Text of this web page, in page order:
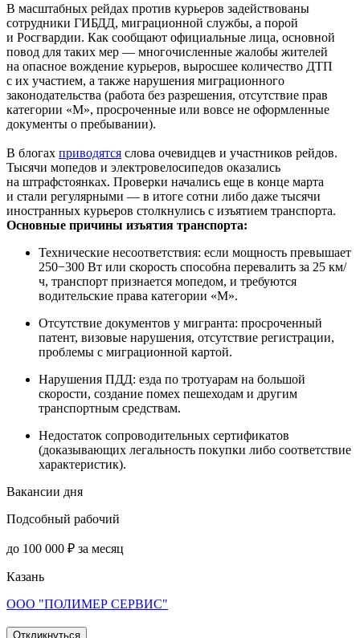
В масштабных рейдах против курьеров задействованы
сотрудники ГИБДД, миграционной службы, а порой
и Росгвардии. Как сообщают официальные лица, основной
повод для таких мер — многочисленные жалобы жителей
на опасное вождение курьеров, выросшее количество ДТП
с их участием, а также нарушения миграционного
законодательства (работа без разрешения, отсутствие прав
категории «М», просроченные или вовсе не оформленные
документы о пребывании).
В блогах приводятся слова очевидцев и участников рейдов.
Тысячи мопедов и электровелосипедов оказались
на штрафстоянках. Проверки начались еще в конце марта
и стали регулярными — в итоге сотни либо даже тысячи
иностранных курьеров столкнулись с изъятием транспорта.
Основные причины изъятия транспорта:
Технические несоответствия: если мощность превышает
250−300 Вт или скорость способна перевалить за 25 км/
ч, транспорт признается мопедом, и требуются
водительские права категории «М».
Отсутствие документов у мигранта: просроченный
патент, визовые нарушения, отсутствие регистрации,
проблемы с миграционной картой.
Нарушения ПДД: езда по тротуарам на большой
скорости, создание помех пешеходам и другим
транспортным средствам.
Недостаток сопроводительных сертификатов
(доказывающих легальность покупки либо соответствие
характеристик).
Вакансии дня
Подсобный рабочий
до 100 000 ₽ за месяц
Казань
ООО "ПОЛИМЕР СЕРВИС"
Откликнуться